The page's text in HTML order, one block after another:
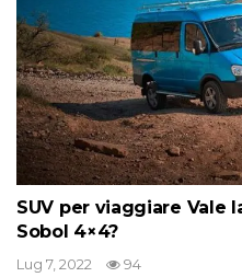
SUV per viaggiare Vale
Sobol 4×4?
Lug 7, 2022 94